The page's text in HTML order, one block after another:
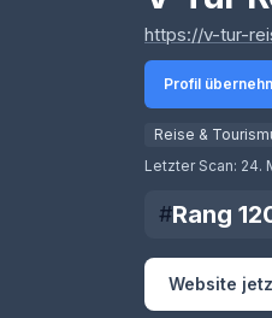
Score lädt
https://v-tur-
Profil
Reise &
Letzter Scan: 24.
#Rang
Website